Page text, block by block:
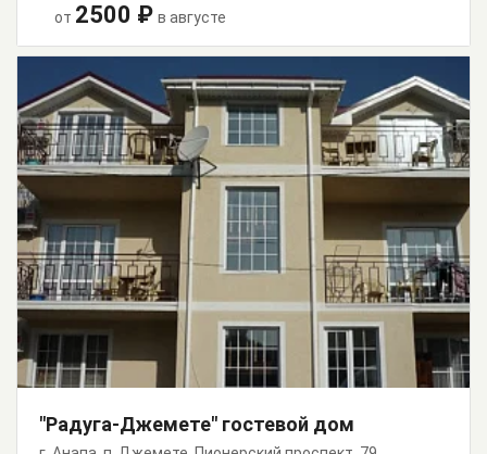
от 2500 ₽ в августе
"Радуга-Джемете" гостевой дом